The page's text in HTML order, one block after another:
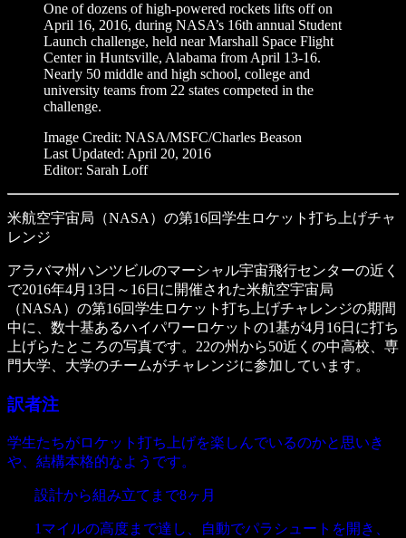
One of dozens of high-powered rockets lifts off on
April 16, 2016, during NASA’s 16th annual Student
Launch challenge, held near Marshall Space Flight
Center in Huntsville, Alabama from April 13-16.
Nearly 50 middle and high school, college and
university teams from 22 states competed in the
challenge.
Image Credit: NASA/MSFC/Charles Beason
Last Updated: April 20, 2016
Editor: Sarah Loff
米航空宇宙局（NASA）の第16回学生ロケット打ち上げチャ
レンジ
アラバマ州ハンツビルのマーシャル宇宙飛行センターの近く
で2016年4月13日～16日に開催された米航空宇宙局
（NASA）の第16回学生ロケット打ち上げチャレンジの期間
中に、数十基あるハイパワーロケットの1基が4月16日に打ち
上げらたところの写真です。22の州から50近くの中高校、専
門大学、大学のチームがチャレンジに参加しています。
訳者注
学生たちがロケット打ち上げを楽しんでいるのかと思いき
や、結構本格的なようです。
設計から組み立てまで8ヶ月
1マイルの高度まで達し、自動でパラシュートを開き、